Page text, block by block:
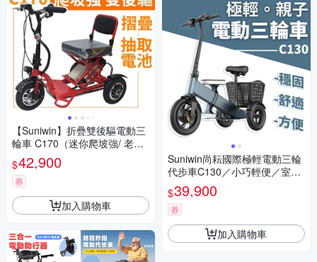
【Suniwin】折疊雙後驅電動三
輪車 C170（迷你爬坡強/ 老年
代步車/ 室內戶外出遊）
$42,900
券
加入購物車
Suniwin尚耘國際極輕電動三輪
代步車C130／小巧輕便／室內
戶外出遊
$39,900
券
加入購物車